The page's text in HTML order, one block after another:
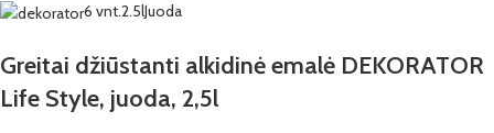
6 vnt.2.5lJuoda
Greitai džiūstanti alkidinė emalė DEKORATOR
Life Style, juoda, 2,5l